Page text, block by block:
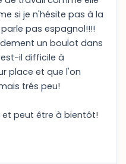
si je n'hésite pas à la
pas espagnol!!!!
un boulot dans
il difficile à
place et que l'on
trés peu!
peut être à bientôt!